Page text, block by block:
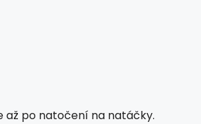
až po natočení na natáčky.